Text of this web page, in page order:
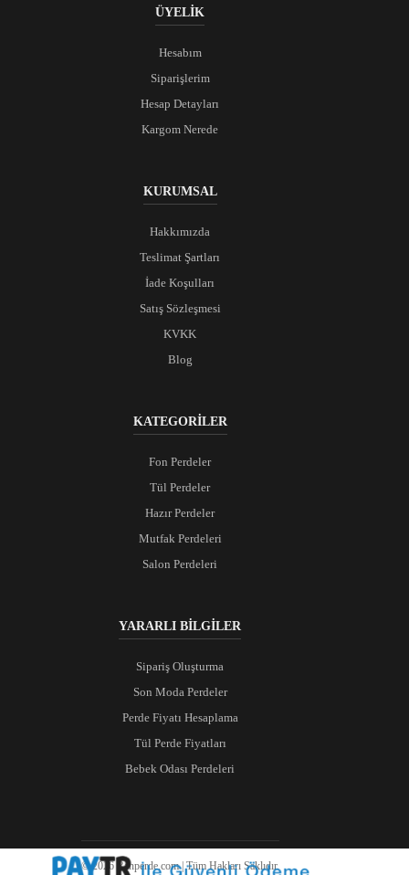
ÜYELİK
Hesabım
Siparişlerim
Hesap Detayları
Kargom Nerede
KURUMSAL
Hakkımızda
Teslimat Şartları
İade Koşulları
Satış Sözleşmesi
KVKK
Blog
KATEGORİLER
Fon Perdeler
Tül Perdeler
Hazır Perdeler
Mutfak Perdeleri
Salon Perdeleri
YARARLI BİLGİLER
Sipariş Oluşturma
Son Moda Perdeler
Perde Fiyatı Hesaplama
Tül Perde Fiyatları
Bebek Odası Perdeleri
© 2026 Ranperde.com | Tüm Hakları Saklıdır.